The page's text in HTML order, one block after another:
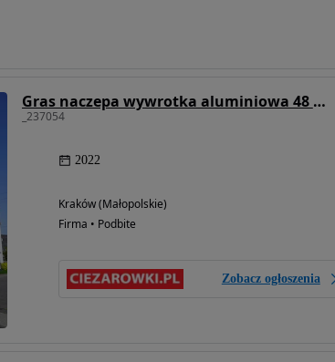
Gras naczepa wywrotka aluminiowa 48 m3
_237054
2022
Kraków (Małopolskie)
Firma • Podbite
Zobacz ogłoszenia